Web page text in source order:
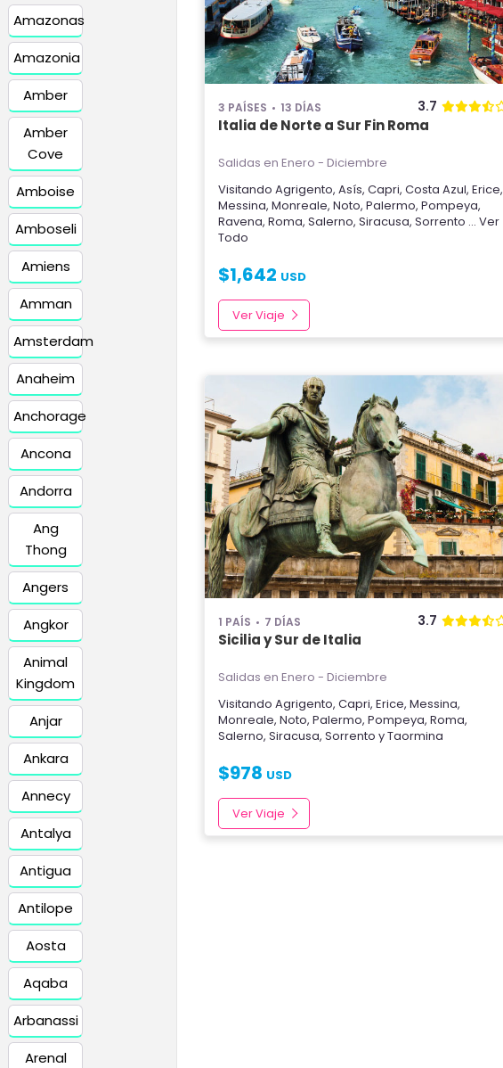
Amazonas
Amazonia
Amber
Amber
Cove
Amboise
Amboseli
Amiens
Amman
Amsterdam
Anaheim
Anchorage
Ancona
Andorra
Ang
Thong
Angers
Angkor
Animal
Kingdom
Anjar
Ankara
Annecy
Antalya
Antigua
Antilope
Aosta
Aqaba
Arbanassi
Arenal
3 PAÍSES 13 DÍAS 3.7
Italia de Norte a Sur Fin Roma
Salidas en Enero - Diciembre
Visitando Agrigento, Asís, Capri, Costa Azul, Erice,
Messina, Monreale, Noto, Palermo, Pompeya,
Ravena, Roma, Salerno, Siracusa, Sorrento ... Ver
Todo
$1,642 USD
Ver Viaje
1 PAÍS 7 DÍAS 3.7
Sicilia y Sur de Italia
Salidas en Enero - Diciembre
Visitando Agrigento, Capri, Erice, Messina,
Monreale, Noto, Palermo, Pompeya, Roma,
Salerno, Siracusa, Sorrento yTaormina
$978 USD
Ver Viaje